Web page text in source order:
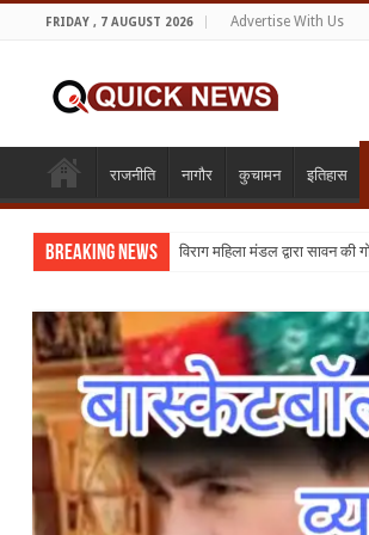
FRIDAY , 7 AUGUST 2026 Advertise With Us
राजनीति नागौर कुचामन इतिहास
Breaking News विराग महिला मंडल द्वारा सावन
शिक्षा का व्यवसायीकरण क्यों : तो